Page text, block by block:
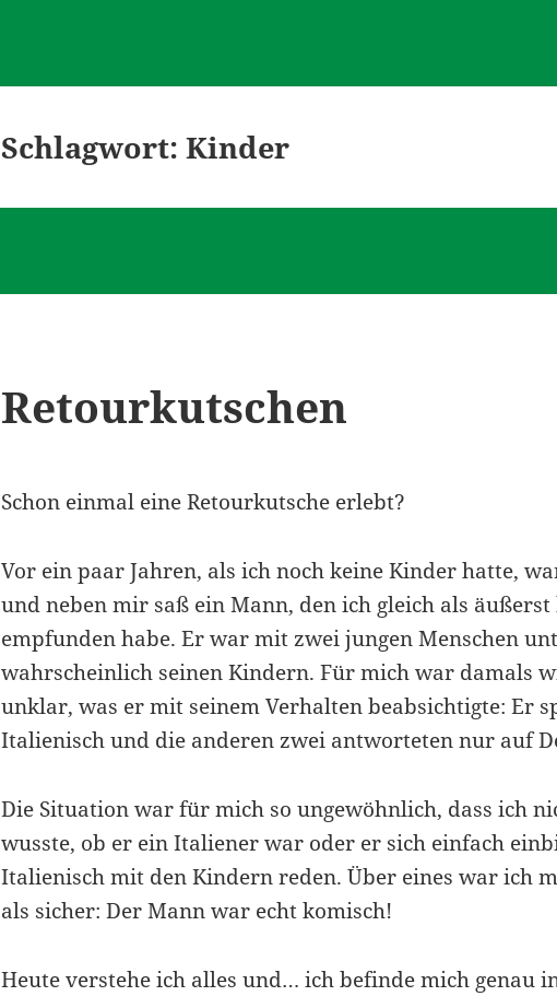
Schlagwort:Kinder
Retourkutschen
Schon einmal eine Retourkutsche erlebt?
Vor ein paar Jahren, als ich noch keine Kinder hatte,
und neben mir saß ein Mann, den ich gleich als
empfunden habe. Er war mit zwei jungen Menschen
wahrscheinlich seinen Kindern. Für mich war damals
unklar, was er mit seinem Verhalten beabsichtigte: Er
Italienisch und die anderen zwei antworteten nur auf
Die Situation war für mich so ungewöhnlich, dass ich
wusste, ob er ein Italiener war oder er sich einfach
Italienisch mit den Kindern reden. Über eines war ich
als sicher: Der Mann war echt komisch!
Heute verstehe ich alles und… ich befinde mich genau